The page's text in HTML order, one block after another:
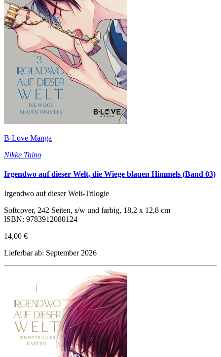
B-Love Manga
Nikke Taino
Irgendwo auf dieser Welt, die Wiege blauen Himmels (Band 03)
Irgendwo auf dieser Welt-Trilogie
Softcover, 242 Seiten, s/w und farbig, 18,2 x 12,8 cm
ISBN: 9783912080124
14,00 €
Lieferbar ab: September 2026